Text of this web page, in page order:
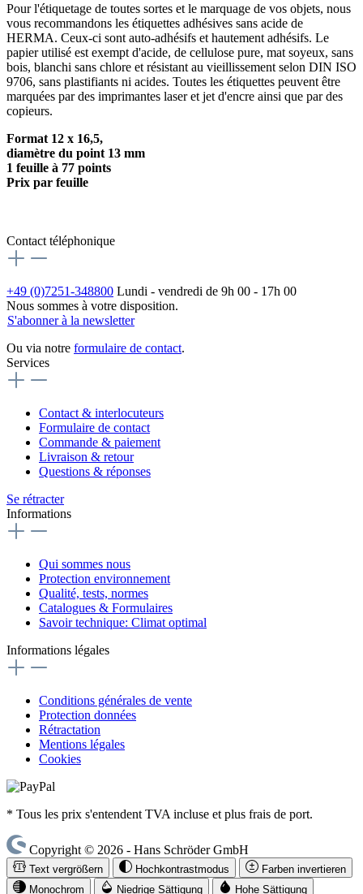
Pour l'étiquetage de toutes sortes et le marquage de vos objets, nous
vous recommandons les étiquettes adhésives sans acide de
HERMA. Ceux-ci sont auto-adhésifs et hautement adhésifs. Le
papier utilisé est exempt d'acide, de cellulose pure, mat soyeux, sans
bois, blanchi sans chlore et résistant au vieillissement selon DIN ISO
9706, sans plastifiants ni acides. Toutes les étiquettes peuvent être
marquées par des imprimantes laser et jet d'encre ainsi que par des
copieurs.
Format 12 x 16,5,
diamètre du point 13 mm
1 feuille à 77 points
Prix par feuille
Contact téléphonique
+49 (0)7251-348800 Lundi - vendredi de 9h 00 - 17h 00
Nous sommes à votre disposition.
S'abonner à la newsletter
Ou via notre formulaire de contact.
Services
Contact & interlocuteurs
Formulaire de contact
Commande & paiement
Livraison & retour
Questions & réponses
Se rétracter
Informations
Qui sommes nous
Protection environnement
Qualité, tests, normes
Catalogues & Formulaires
Savoir technique: Climat optimal
Informations légales
Conditions générales de vente
Protection données
Rétractation
Mentions légales
Cookies
* Tous les prix s'entendent TVA incluse et plus frais de port.
Copyright © 2026 - Hans Schröder GmbH
Text vergrößern Hochkontrastmodus
Farben invertieren
Monochrom
Niedrige Sättigung Hohe Sättigung